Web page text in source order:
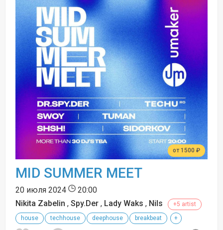
от 1500 ₽
MID SUMMER MEET
20 июля 2024
20:00
Nikita Zabelin , Spy.Der , Lady Waks , Nils
+5 artist
house
techhouse deephouse breakbeat +